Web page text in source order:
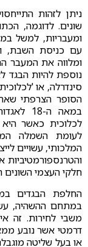
ניתן לזהות
שונים. לדוגמה,
ומעבריות, למשל
עם כניסת השבת,
ומלווה את המעבר
נוספת להיות הבגד
סינדרלה, או
הסופר הצרפתי
במאה
לכלוכית כאשר
לעומת השמלה
המלכותי, עשויים
חלקי העצמי השונים
החלפת הבגדים
במתחם ההשהיה,
משבי לחירות. זה
דרמטי אשר נובע
או בעל שליטה